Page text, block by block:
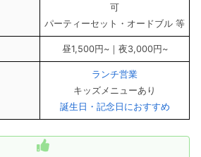
可
パーティーセット・オードブル 等
昼1,500円~｜夜3,000円~
ランチ営業
キッズメニューあり
誕生日・記念日におすすめ